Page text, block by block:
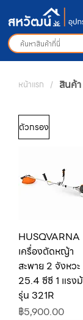
หน้าแรก / สินค้า
ตัวกรอง
HUSQVARNA
เครื่องตัดหญ้า
สะพาย 2 จังหวะ
25.4 ซีซี 1 แรง
รุ่น 321R
ราคา
฿5,900.00